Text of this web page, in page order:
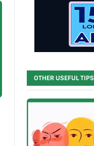
OTHER USEFUL TIPS